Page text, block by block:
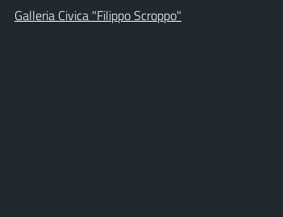
Galleria Civica "Filippo Scroppo"